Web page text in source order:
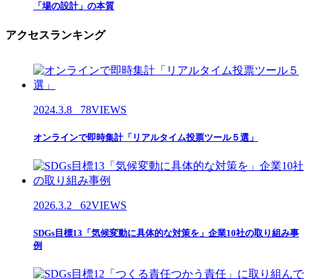
「場の設計」の本質
アクセスランキング
2024.3.8 78VIEWS
オンラインで即時集計「リアルタイム投票ツール５選」
2026.3.2 62VIEWS
SDGs目標13「気候変動に具体的な対策を」企業10社の取り組み事
例